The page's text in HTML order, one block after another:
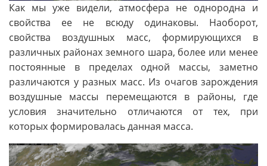
Как мы уже видели, атмосфера не однородна и
свойства ее не всюду одинаковы. Наоборот,
свойства воздушных масс, формирующихся в
различных районах земного шара, более или менее
постоянные в пределах одной массы, заметно
различаются у разных масс. Из очагов зарождения
воздушные массы перемещаются в районы, где
условия значительно отличаются от тех, при
которых формировалась данная масса.